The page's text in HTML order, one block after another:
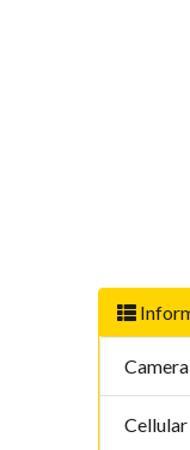
Cellular